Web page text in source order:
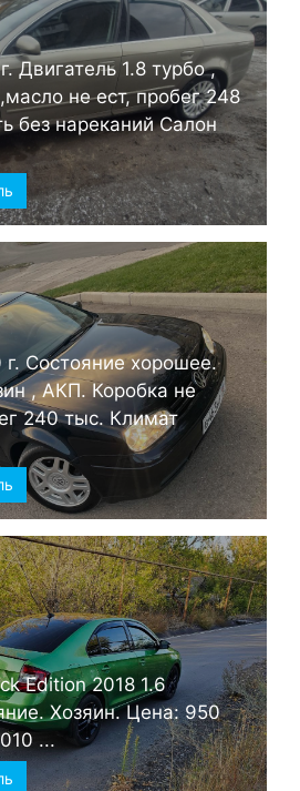
Двигатель 1.8 турбо ,
не ест, пробег 248
без нареканий Салон
Состояние хорошее.
, АКП. Коробка не
240 тыс. Климат
Edition 2018 1.6
Хозяин. Цена: 950
...